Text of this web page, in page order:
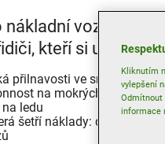
vozy v
kteří si
přilnavosti ve sněhu
na mokrých vozovkách
ledu
šetří náklady: dobrá
Kliknutím
vylepšení
Odmítnout
informace